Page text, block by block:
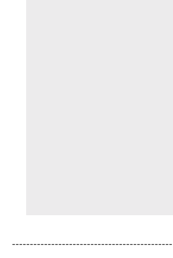
---------------------------------------------